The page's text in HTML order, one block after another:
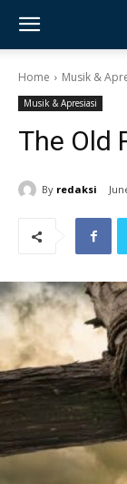
Home Musik &
Musik & Apresiasi
The Old
By redaksi